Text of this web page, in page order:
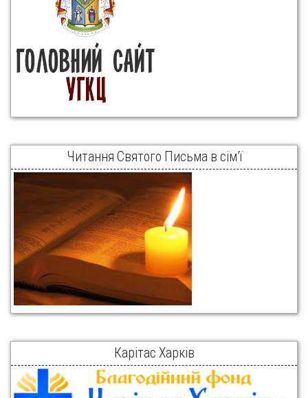
Читання Святого Письма в сім’ї
Карітас Харків